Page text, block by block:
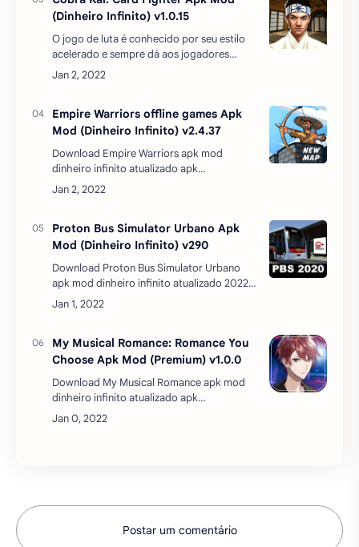
Download Empire Warriors apk mod
dinheiro infinito atualizado apk
mediafire Lute contra inimigos poderosos
com suas estratégias sábias! Lidere seus
poderosos heróis e pr…
Proton Bus Simulator Urbano Apk
Download Proton Bus Simulator Urbano
apk mod dinheiro infinito atualizado 2022
apk mediafire Bem vindo ao Proton Bus
Urbano!Esta é a versão clássica focada em
ônibus urb…
My Musical Romance: Romance You
Download My Musical Romance apk mod
dinheiro infinito atualizado apk
mediafire Você vai reviver a companhia
musical que lhe deu os sonhos de se tornar
uma atriz ... mas …
Postar um comentário